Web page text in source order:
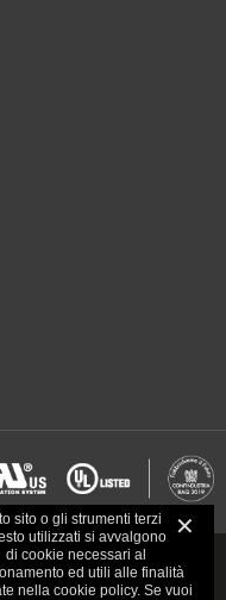
20 - 36051 Creazzo,
€ 9.000.000,00 VAT:
✕
sito o gli strumenti terzi
utilizzati si avvalgono
di cookie necessari al
ed utili alle finalità
nella cookie policy. Se vuoi